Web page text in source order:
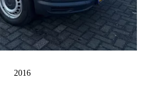
2016